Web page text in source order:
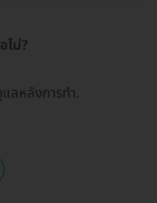
ไม่?
ลหลังการทำ.